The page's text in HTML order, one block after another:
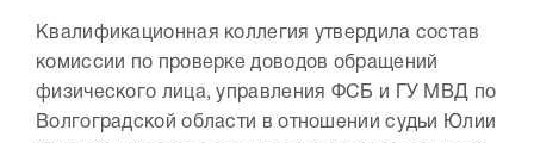
Квалификационная коллегия утвердила состав
комиссии по проверке доводов обращений
физического лица, управления ФСБ и ГУ МВД по
Волгоградской области в отношении судьи Юлии